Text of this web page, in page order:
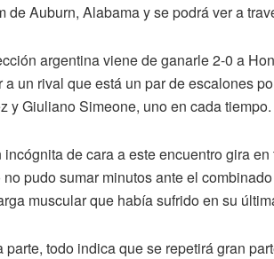
de Auburn, Alabama y se podrá ver a
argentina viene de ganarle 2-0 a
a un rival que está un par de escalones
y Giuliano Simeone, uno en cada tiempo.
incógnita de cara a este encuentro gira
pudo sumar minutos ante el
muscular que había sufrido en su
parte, todo indica que se repetirá gran